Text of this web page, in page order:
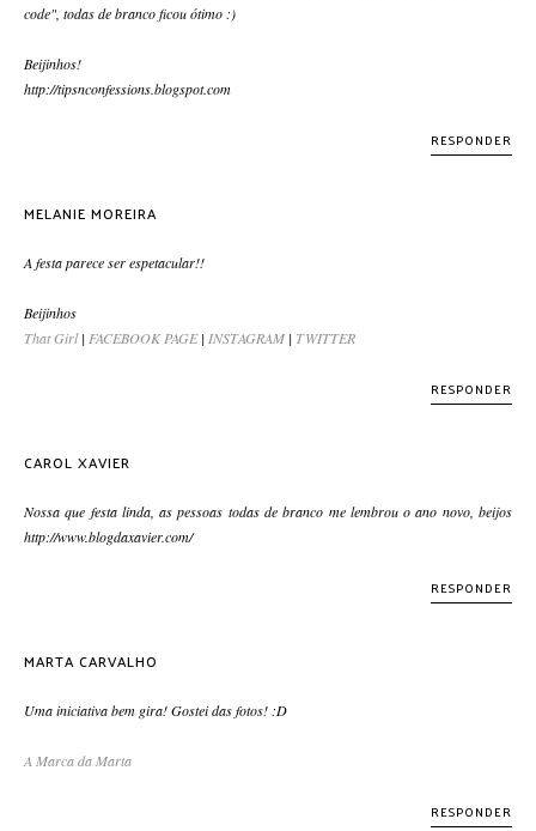
code", todas de branco ficou ótimo :)
Beijinhos!
http://tipsnconfessions.blogspot.com
RESPONDER
MELANIE MOREIRA
A festa parece ser espetacular!!
Beijinhos
That Girl| FACEBOOK PAGE| INSTAGRAM | TWITTER
RESPONDER
CAROL XAVIER
Nossa que festa linda, as pessoas todas de branco me lembrou o ano novo, beijos
http://www.blogdaxavier.com/
RESPONDER
MARTA CARVALHO
Uma iniciativa bem gira! Gostei das fotos! :D
A Marca da Marta
RESPONDER